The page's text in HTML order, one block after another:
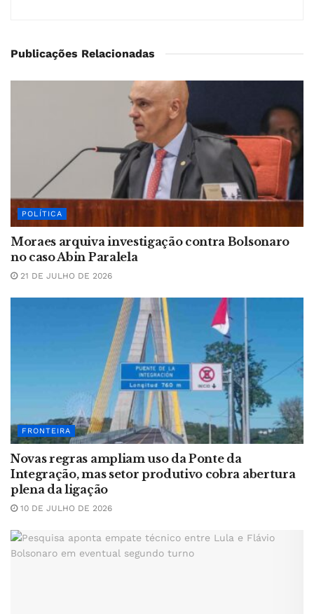
Publicações Relacionadas
POLÍTICA
Moraes arquiva investigação contra Bolsonaro
no caso Abin Paralela
21 DE JULHO DE 2026
FRONTEIRA
Novas regras ampliam uso da Ponte da
Integração, mas setor produtivo cobra abertura
plena da ligação
10 DE JULHO DE 2026